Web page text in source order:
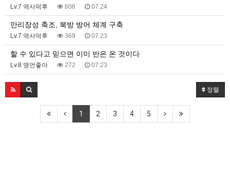
Lv.7 역사덕후 606 07.24
만리장성 축조, 북방 방어 체계 구축
Lv.7 역사덕후 369 07.23
할 수 있다고 믿으면 이미 반은 온 것이다
Lv.8 명언좋아 272 07.23
정렬
1 2 3 4 5